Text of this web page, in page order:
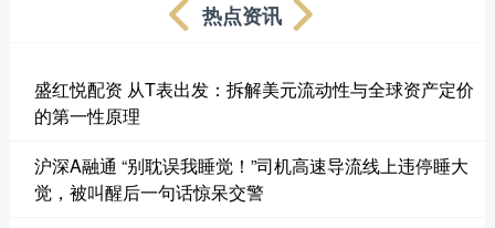
热点资讯
盛红悦配资 从T表出发：拆解美元流动性与全球资产定价
的第一性原理
沪深A融通 “别耽误我睡觉！”司机高速导流线上违停睡大
觉，被叫醒后一句话惊呆交警